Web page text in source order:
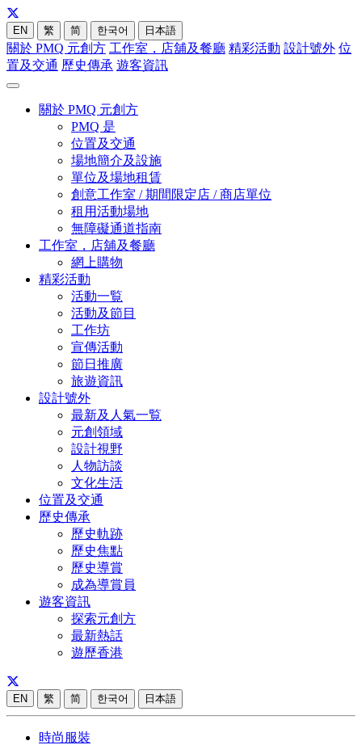
EN 繁 简 한국어 日本語
關於 PMQ 元創方 工作室，店舖及餐廳 精彩活動 設計號外 位
置及交通 歷史傳承 遊客資訊
關於 PMQ 元創方
PMQ 是
位置及交通
場地簡介及設施
單位及場地租賃
創意工作室 / 期間限定店 / 商店單位
租用活動場地
無障礙通道指南
工作室，店舖及餐廳
網上購物
精彩活動
活動一覧
活動及節目
工作坊
宣傳活動
節日推廣
旅遊資訊
設計號外
最新及人氣一覧
元創領域
設計視野
人物訪談
文化生活
位置及交通
歷史傳承
歷史軌跡
歷史焦點
歷史導賞
成為導賞員
遊客資訊
探索元創方
最新熱話
遊歷香港
EN 繁 简 한국어 日本語
時尚服裝